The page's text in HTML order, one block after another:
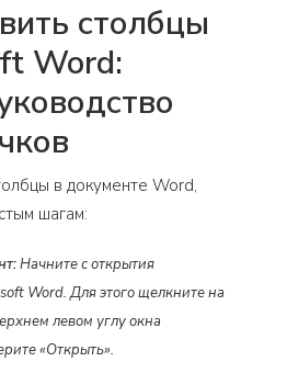
столбцы
Word:
в документе Word,
шагам:
Начните с открытия
Word. Для этого щелкните на
левом углу окна
«Открыть».